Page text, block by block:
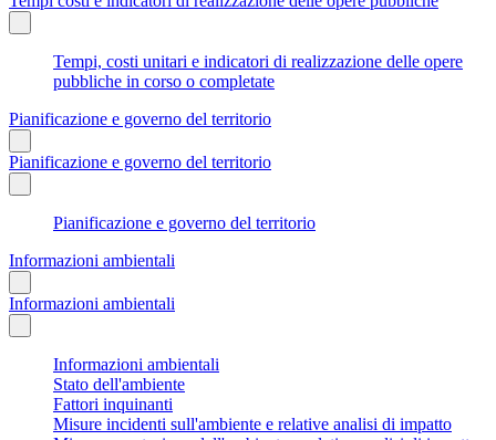
Tempi, costi unitari e indicatori di realizzazione delle opere
pubbliche in corso o completate
Pianificazione e governo del territorio
Pianificazione e governo del territorio
Pianificazione e governo del territorio
Informazioni ambientali
Informazioni ambientali
Informazioni ambientali
Stato dell'ambiente
Fattori inquinanti
Misure incidenti sull'ambiente e relative analisi di impatto